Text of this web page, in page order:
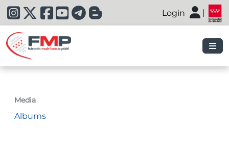
|
Login |
Media
Albums